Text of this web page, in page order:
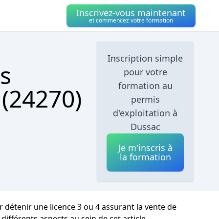
Inscrivez-vous maintenant
et commencez votre formation
Inscription simple
pour votre
formation au
permis
d'exploitation à
Dussac
Je m'inscris à
la formation
une licence 3 ou 4 assurant la vente de